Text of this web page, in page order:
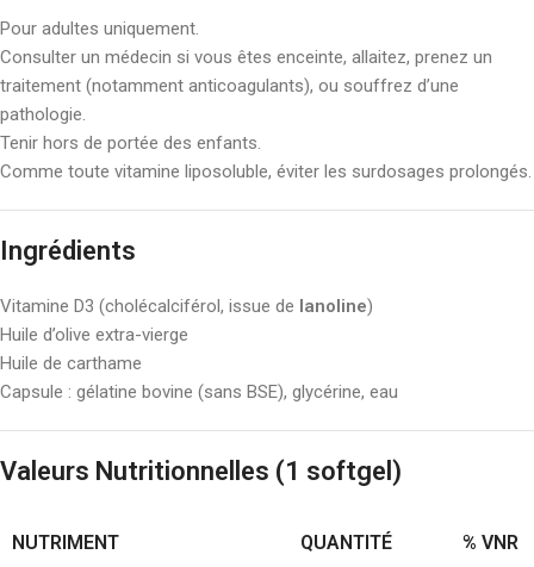
Pour adultes uniquement.
Consulter un médecin si vous êtes enceinte, allaitez, prenez un
traitement (notamment anticoagulants), ou souffrez d’une
pathologie.
Tenir hors de portée des enfants.
Comme toute vitamine liposoluble, éviter les surdosages prolongés.
Ingrédients
Vitamine D3 (cholécalciférol, issue de lanoline)
Huile d’olive extra-vierge
Huile de carthame
Capsule : gélatine bovine (sans BSE), glycérine, eau
Valeurs Nutritionnelles (1 softgel)
NUTRIMENT QUANTITÉ % VNR